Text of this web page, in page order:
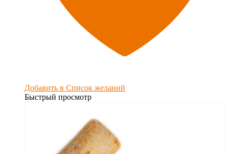
Добавить в Список желаний
Быстрый просмотр